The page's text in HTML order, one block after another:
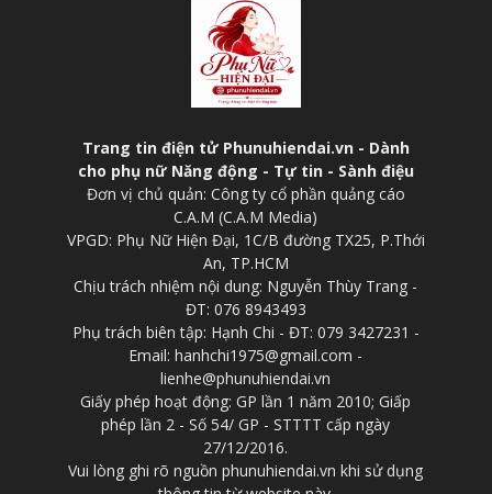
Trang tin điện tử Phunuhiendai.vn - Dành
cho phụ nữ Năng động - Tự tin - Sành điệu
Đơn vị chủ quản: Công ty cổ phần quảng cáo
C.A.M (C.A.M Media)
VPGD: Phụ Nữ Hiện Đại, 1C/B đường TX25, P.Thới
An, TP.HCM
Chịu trách nhiệm nội dung: Nguyễn Thùy Trang -
ĐT: 076 8943493
Phụ trách biên tập: Hạnh Chi - ĐT: 079 3427231 -
Email: hanhchi1975@gmail.com -
lienhe@phunuhiendai.vn
Giấy phép hoạt động: GP lần 1 năm 2010; Giấp
phép lần 2 - Số 54/ GP - STTTT cấp ngày
27/12/2016.
Vui lòng ghi rõ nguồn phunuhiendai.vn khi sử dụng